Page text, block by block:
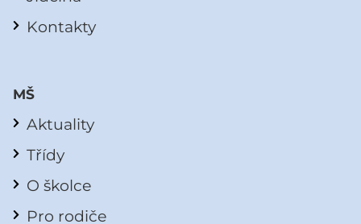
Kontakty
MŠ
Aktuality
Třídy
O školce
Pro rodiče